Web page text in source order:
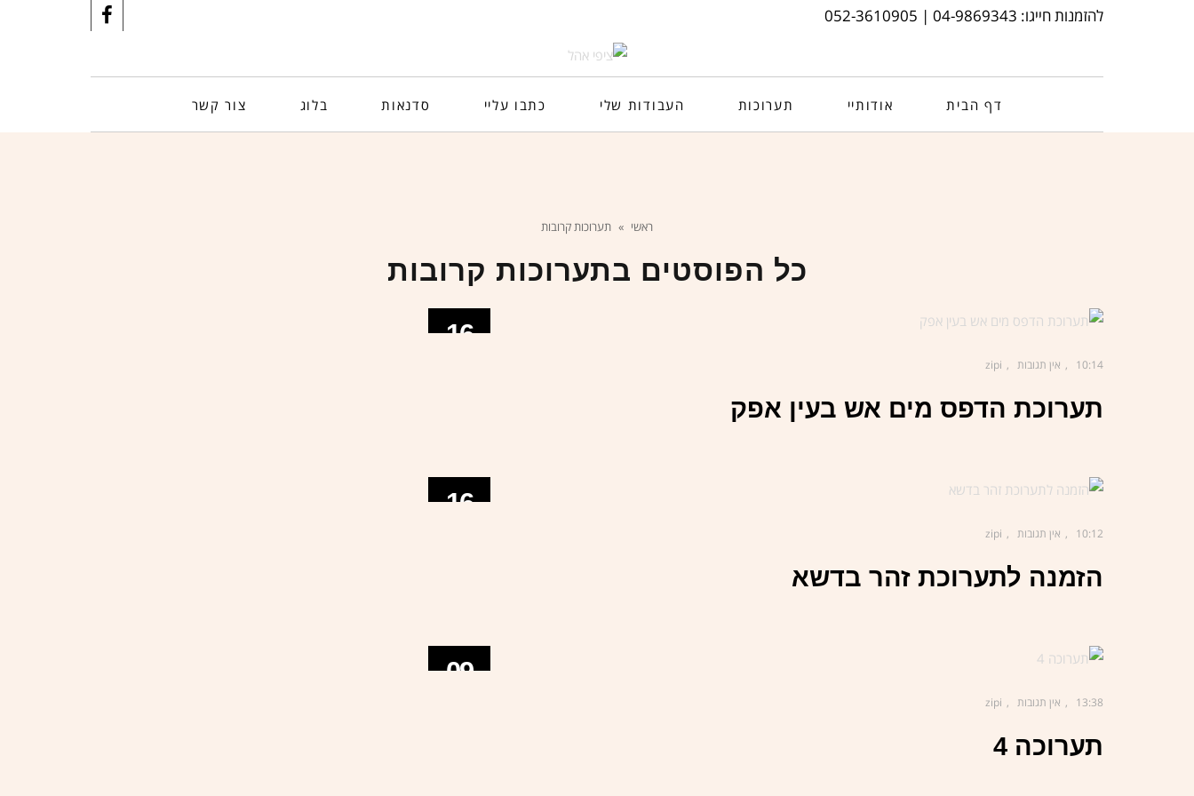
להזמנות חייגו: 04-9869343 | 052-3610905
דף הבית אודותיי תערוכות העבודות שלי כתבו עליי סדנאות בלוג צור קשר
ראשי » תערוכות קרובות
כל הפוסטים בתערוכות קרובות
16
10:14 אין תגובות zipi
תערוכת הדפס מים אש בעין אפק
16
10:12 אין תגובות zipi
הזמנה לתערוכת זהר בדשא
09
13:38 אין תגובות zipi
תערוכה 4